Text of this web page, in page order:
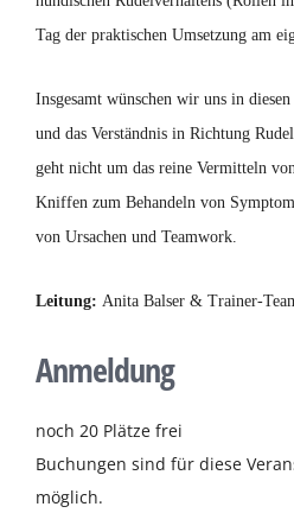
Tag der praktischen Umsetzung am
Insgesamt wünschen wir uns in
und das Verständnis in Richtung
geht nicht um das reine Vermitteln
Kniffen zum Behandeln von
von Ursachen und Teamwork.
Leitung: Anita Balser & Trainer-
Anmeldung
noch 20 Plätze frei
Buchungen sind für diese
möglich.